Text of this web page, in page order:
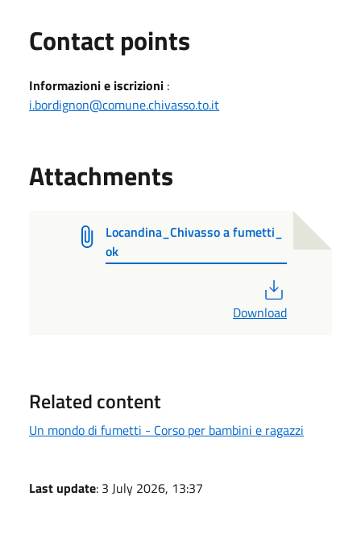
Contact points
Informazioni e iscrizioni :
i.bordignon@comune.chivasso.to.it
Attachments
Locandina_Chivasso a fumetti_
ok
Download
Related content
Un mondo di fumetti - Corso per bambini e ragazzi
Last update: 3 July 2026, 13:37